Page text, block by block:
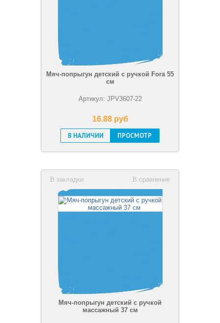
Мяч-попрыгун детский с ручкой Fora 55
см
Артикул: JPV3607-22
16.88 pуб
В НАЛИЧИИ
ПРОСМОТР
В сравнение
В закладки
Мяч-попрыгун детский c ручкой
массажный 37 см